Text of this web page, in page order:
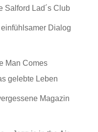
Salford Lad´s Club
Dialog
Man Comes
gelebte Leben
Magazin